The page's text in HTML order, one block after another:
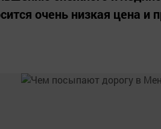
очень низкая цена и